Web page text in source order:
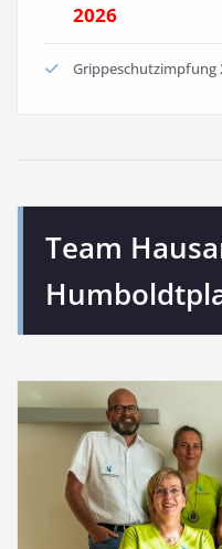
2026
Grippeschutzimpfung
Team